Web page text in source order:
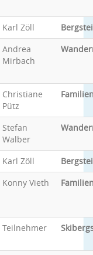
Karl Zöll
Andrea
Mirbach
Christiane
Pütz
Stefan
Walber
Karl Zöll
Konny Vieth
Teilnehmer